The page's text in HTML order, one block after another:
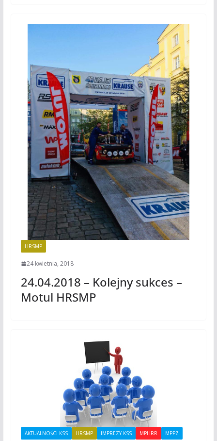
HRSMP
24 kwietnia, 2018
24.04.2018 – Kolejny sukces –
Motul HRSMP
AKTUALNOŚCI KSS HRSMP IMPREZY KSS MPHRR MPPZ